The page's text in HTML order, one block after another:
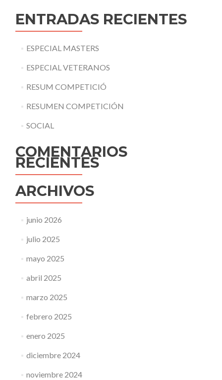
ENTRADAS RECIENTES
ESPECIAL MASTERS
ESPECIAL VETERANOS
RESUM COMPETICIÓ
RESUMEN COMPETICIÓN
SOCIAL
COMENTARIOS
RECIENTES
ARCHIVOS
junio 2026
julio 2025
mayo 2025
abril 2025
marzo 2025
febrero 2025
enero 2025
diciembre 2024
noviembre 2024